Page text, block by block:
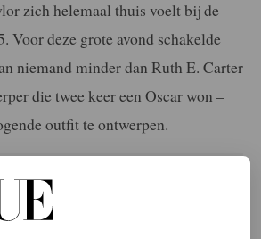
zich helemaal thuis voelt bij de
Voor deze grote avond schakelde
niemand minder dan Ruth E. Carter
die twee keer een Oscar won –
outfit te ontwerpen.
beste artikelen in je inbox?
voor de Vogue-nieuwsbrief.